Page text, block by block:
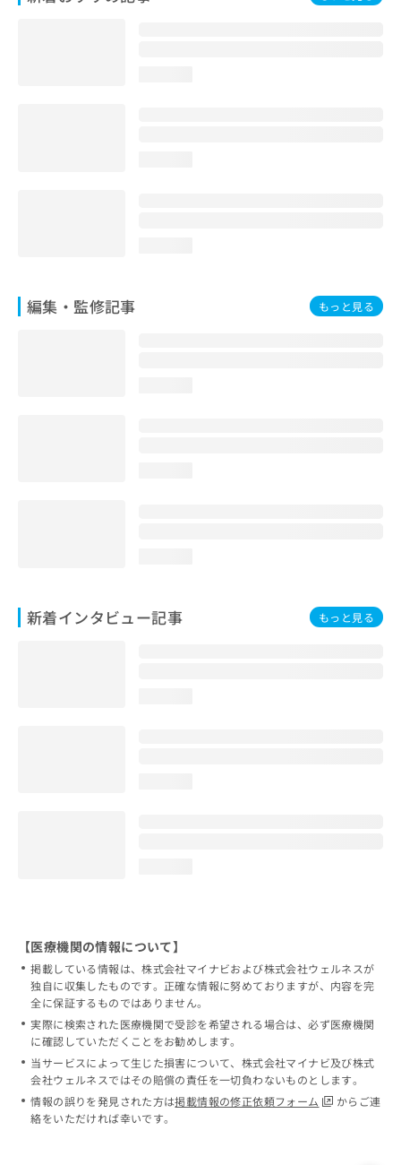
編集・監修記事 もっと見る
新着インタビュー記事 もっと見る
【医療機関の情報について】
掲載している情報は、株式会社マイナビおよび株式会社ウェルネスが
独自に収集したものです。正確な情報に努めておりますが、内容を完
全に保証するものではありません。
実際に検索された医療機関で受診を希望される場合は、必ず医療機関
に確認していただくことをお勧めします。
当サービスによって生じた損害について、株式会社マイナビ及び株式
会社ウェルネスではその賠償の責任を一切負わないものとします。
情報の誤りを発見された方は掲載情報の修正依頼フォーム
からご連
絡をいただければ幸いです。